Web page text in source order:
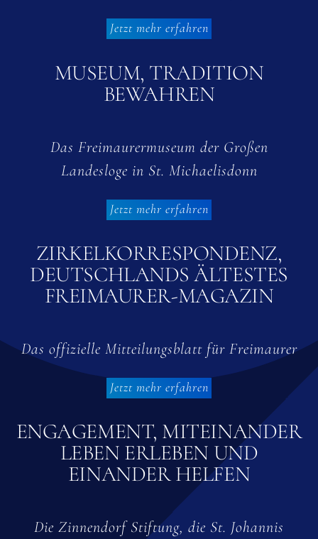
Jetzt mehr erfahren
MUSEUM, TRADITION
BEWAHREN
Das Freimaurermuseum der Großen
Landesloge in St. Michaelisdonn
Jetzt mehr erfahren
ZIRKELKORRESPONDENZ,
DEUTSCHLANDS ÄLTESTES
FREIMAURER-MAGAZIN
Das offizielle Mitteilungsblatt für Freimaurer
Jetzt mehr erfahren
ENGAGEMENT, MITEINANDER
LEBEN ERLEBEN UND
EINANDER HELFEN
Die Zinnendorf Stiftung, die St. Johannis